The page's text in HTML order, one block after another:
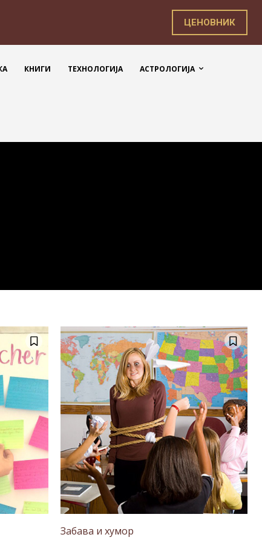
ЦЕНОВНИК
КНИГИ ТЕХНОЛОГИЈА АСТРОЛОГИЈА
Забава и хумор